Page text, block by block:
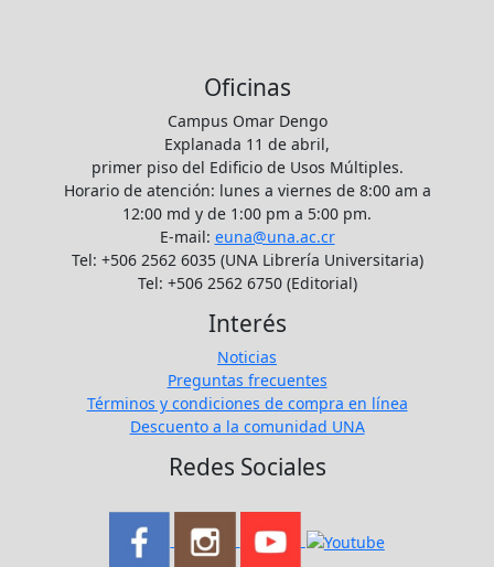
Oficinas
Campus Omar Dengo
Explanada 11 de abril,
primer piso del Edificio de Usos Múltiples.
Horario de atención: lunes a viernes de 8:00 am a
12:00 md y de 1:00 pm a 5:00 pm.
E-mail: euna@una.ac.cr
Tel: +506 2562 6035 (UNA Librería Universitaria)
Tel: +506 2562 6750 (Editorial)
Interés
Noticias
Preguntas frecuentes
Términos y condiciones de compra en línea
Descuento a la comunidad UNA
Redes Sociales